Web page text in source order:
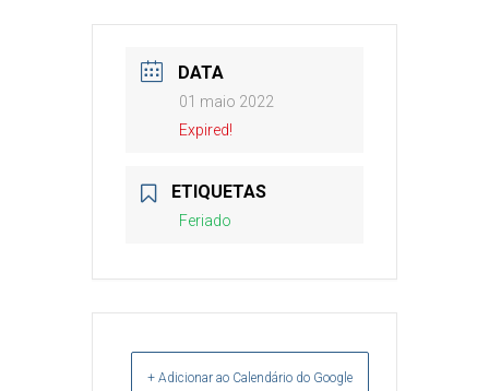
DATA
01 maio 2022
Expired!
ETIQUETAS
Feriado
+ Adicionar ao Calendário do Google